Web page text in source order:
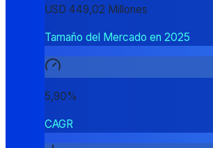
USD 449,02 Millones
Tamaño del Mercado en 2025
5,90%
CAGR